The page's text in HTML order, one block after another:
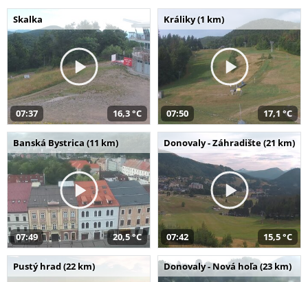
Skalka
07:37 16,3 °C
Králiky (1 km)
07:50 17,1 °C
Banská Bystrica (11 km)
07:49 20,5 °C
Donovaly - Záhradište (21 km)
07:42 15,5 °C
Pustý hrad (22 km) Donovaly - Nová hoľa (23 km)